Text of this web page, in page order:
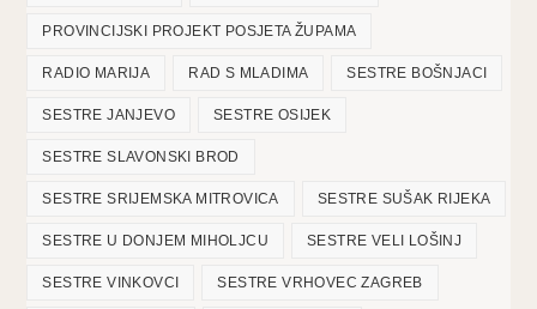
PROVINCIJSKI PROJEKT POSJETA ŽUPAMA
RADIO MARIJA RAD S MLADIMA SESTRE BOŠNJACI
SESTRE JANJEVO SESTRE OSIJEK
SESTRE SLAVONSKI BROD
SESTRE SRIJEMSKA MITROVICA SESTRE SUŠAK RIJEKA
SESTRE U DONJEM MIHOLJCU SESTRE VELI LOŠINJ
SESTRE VINKOVCI SESTRE VRHOVEC ZAGREB